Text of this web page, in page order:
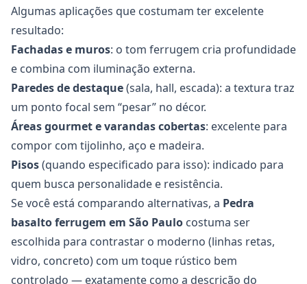
Algumas aplicações que costumam ter excelente
resultado:
Fachadas e muros: o tom ferrugem cria profundidade
e combina com iluminação externa.
Paredes de destaque(sala, hall, escada): a textura traz
um ponto focal sem “pesar” no décor.
Áreas gourmet e varandas cobertas: excelente para
compor com tijolinho, aço e madeira.
Pisos(quando especificado para isso): indicado para
quem busca personalidade e resistência.
Se você está comparando alternativas, a Pedra
basalto ferrugem em São Paulo costuma ser
escolhida para contrastar o moderno (linhas retas,
vidro, concreto) com um toque rústico bem
controlado — exatamente como a descrição do